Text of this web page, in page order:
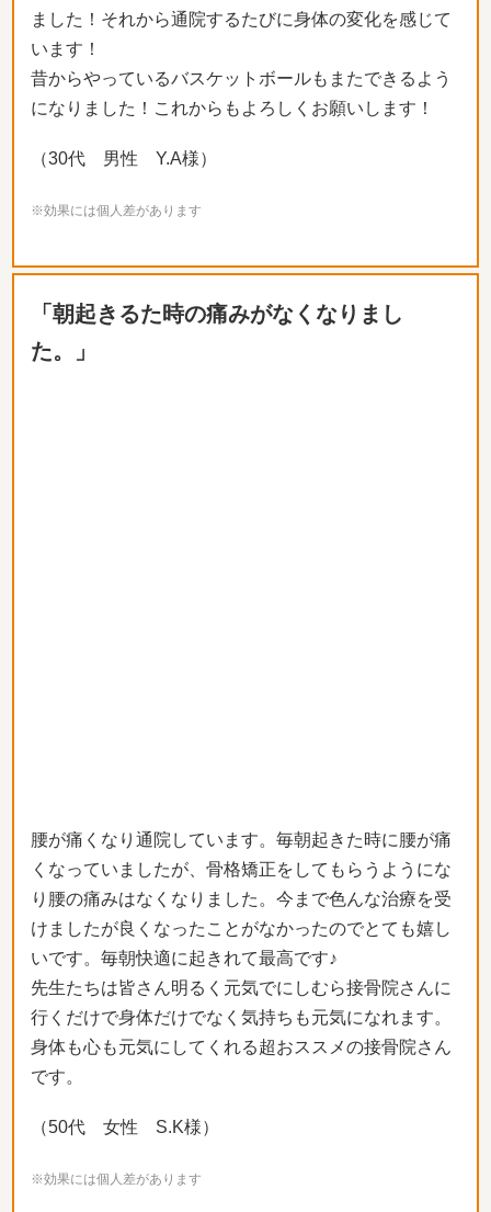
ました！それから通院するたびに身体の変化を感じて
います！
昔からやっているバスケットボールもまたできるよう
になりました！これからもよろしくお願いします！
（30代 男性 Y.A様）
※効果には個人差があります
「朝起きるた時の痛みがなくなりまし
た。」
腰が痛くなり通院しています。毎朝起きた時に腰が痛
くなっていましたが、骨格矯正をしてもらうようにな
り腰の痛みはなくなりました。今まで色んな治療を受
けましたが良くなったことがなかったのでとても嬉し
いです。毎朝快適に起きれて最高です♪
先生たちは皆さん明るく元気でにしむら接骨院さんに
行くだけで身体だけでなく気持ちも元気になれます。
身体も心も元気にしてくれる超おススメの接骨院さん
です。
（50代 女性 S.K様）
※効果には個人差があります